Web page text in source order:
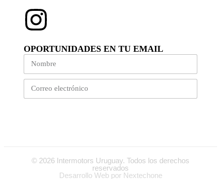
OPORTUNIDADES EN TU EMAIL
© 2026 Intermotors Uruguay. Todos los derechos
reservados
Desarrollo Web por Nextechone